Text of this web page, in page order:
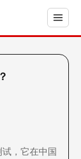
，它在中国